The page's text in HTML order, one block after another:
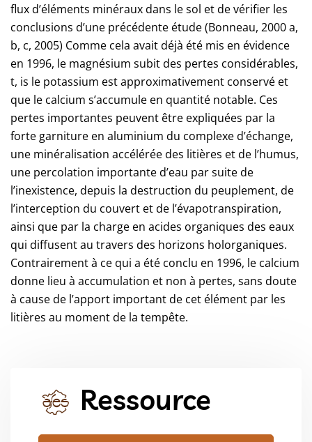
flux d’éléments minéraux dans le sol et de vérifier les
conclusions d’une précédente étude (Bonneau, 2000 a,
b, c, 2005) Comme cela avait déjà été mis en évidence
en 1996, le magnésium subit des pertes considérables,
t, is le potassium est approximativement conservé et
que le calcium s’accumule en quantité notable. Ces
pertes importantes peuvent être expliquées par la
forte garniture en aluminium du complexe d’échange,
une minéralisation accélérée des litières et de l’humus,
une percolation importante d’eau par suite de
l’inexistence, depuis la destruction du peuplement, de
l’interception du couvert et de l’évapotranspiration,
ainsi que par la charge en acides organiques des eaux
qui diffusent au travers des horizons holorganiques.
Contrairement à ce qui a été conclu en 1996, le calcium
donne lieu à accumulation et non à pertes, sans doute
à cause de l’apport important de cet élément par les
litières au moment de la tempête.
Ressource